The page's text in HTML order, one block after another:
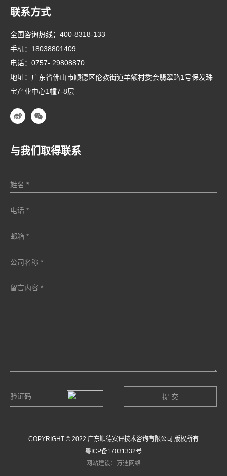
联系方式
全国咨询热线： 400-8318-133
手机： 18038801409
电话： 0757- 29808870
地址：广东省佛山市顺德区伦教街道羊额村委会翡翠路1号保发珠
宝产业中心1幢7-8层
与我们取得联系
COPYRIGHT © 2022 广东顺德安评技术咨询有限公司 版权所有
粤ICP备17031332号
网站建设：万迪网络